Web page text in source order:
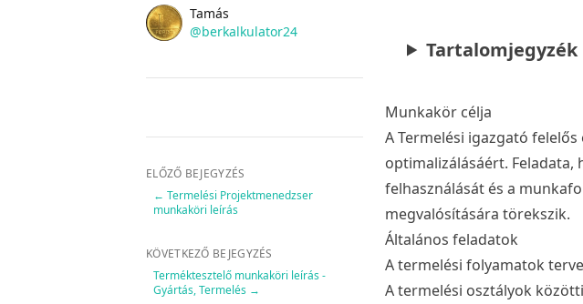
AuthorsName
Tamás
Twitter
@berkalkulator24
Tartalomjegyzék
Munkakör célja
A Termelési igazgató
optimalizálásáért.
felhasználását és a
megvalósítására törekszik.
Általános feladatok
A termelési folyamatok
A termelési osztályok
ELŐZŐ BEJEGYZÉS
← Termelési Projektmenedzser
munkaköri leírás
KÖVETKEZŐ BEJEGYZÉS
Terméktesztelő munkaköri leírás -
Gyártás, Termelés →